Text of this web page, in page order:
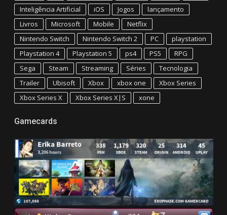
Inteligência Artificial
iOS Jogos
lançamento
Livros
Microsoft Mobile
Netflix
Nintendo Switch
Nintendo Switch 2 PC
playstation
Playstation 4
Playstation 5 ps4 PS5
RPG
Sega
Steam Streaming Séries
Tecnologia
Trailer
Ubisoft Xbox xbox one
Xbox Series
Xbox Series X
Xbox Series X|S xone
Gamecards